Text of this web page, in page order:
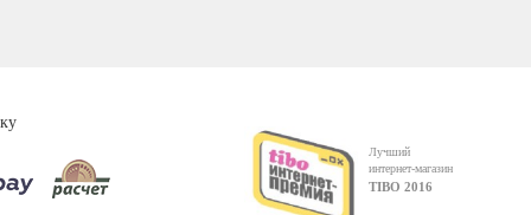
Лучший
интернет-магазин
TIBO 2016